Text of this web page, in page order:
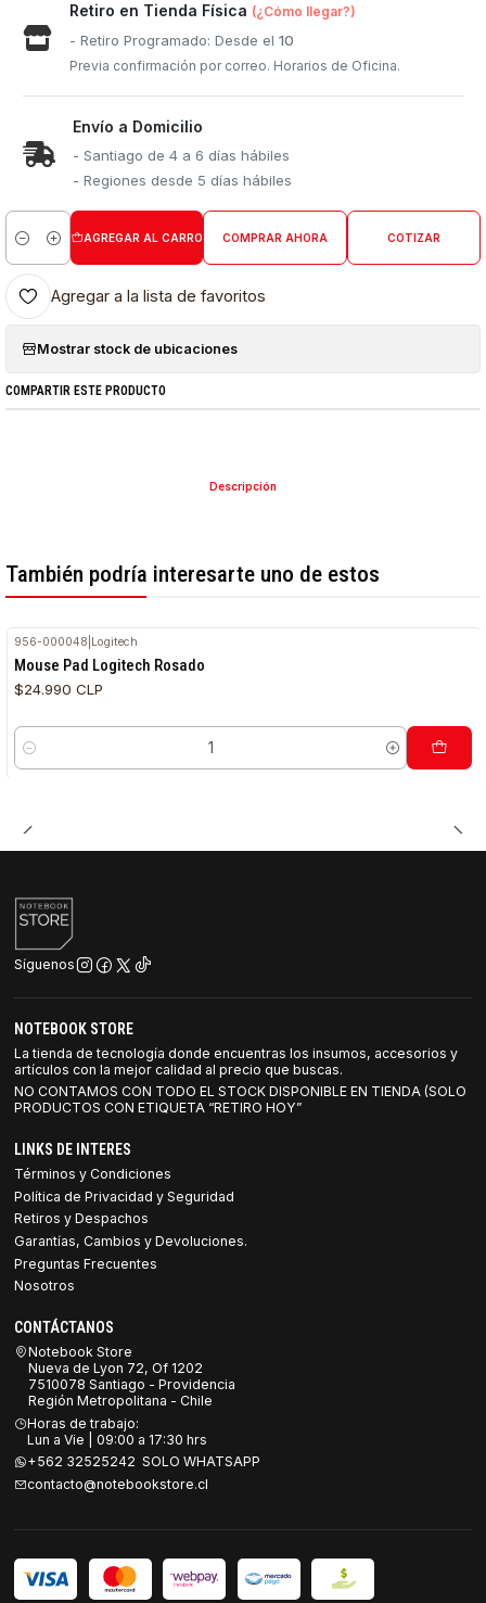
Retiro en Tienda Física (¿Cómo llegar?)
- Retiro Programado: Desde el10
Previa confirmación por correo. Horarios de Oficina.
Envío a Domicilio
- Santiago de 4 a 6 días hábiles
- Regiones desde 5 días hábiles
Cantidad
AGREGAR AL CARRO COMPRAR AHORA COTIZAR
Agregar a la lista de favoritos
Mostrar stock de ubicaciones
COMPARTIR ESTE PRODUCTO
Descripción
También podría interesarte uno de estos
956-000048 Logitech
Mouse Pad Logitech Rosado
$24.990 CLP
Cantidad
Síguenos
NOTEBOOK STORE
La tienda de tecnología donde encuentras los insumos, accesorios y
artículos con la mejor calidad al precio que buscas.
NO CONTAMOS CON TODO EL STOCK DISPONIBLE EN TIENDA (SOLO
PRODUCTOS CON ETIQUETA “RETIRO HOY”
LINKS DE INTERES
Términos y Condiciones
Política de Privacidad y Seguridad
Retiros y Despachos
Garantías, Cambios y Devoluciones.
Preguntas Frecuentes
Nosotros
CONTÁCTANOS
Notebook Store
Nueva de Lyon 72, Of 1202
7510078 Santiago - Providencia
Región Metropolitana - Chile
Horas de trabajo:
Lun a Vie | 09:00 a 17:30 hrs
+562 32525242 SOLO WHATSAPP
contacto@notebookstore.cl